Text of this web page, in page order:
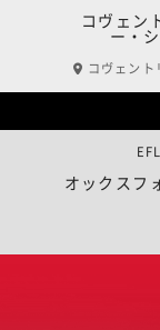
コヴェン
ー・
コヴェン
オックスフ